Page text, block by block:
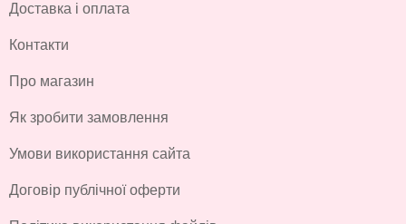
Доставка і оплата
Контакти
Про магазин
Як зробити замовлення
Умови використання сайта
Договір публічної оферти